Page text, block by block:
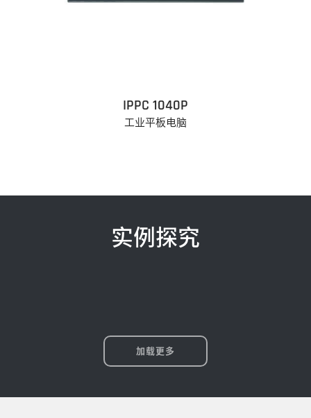
IPPC 1040P
工业平板电脑
实例探究
加载更多